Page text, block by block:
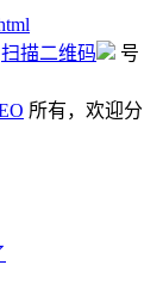
扫描二维码
号
所有，欢迎分